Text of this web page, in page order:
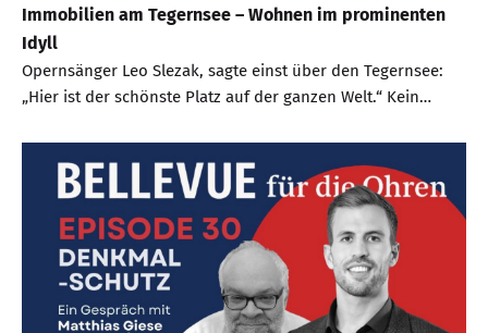
Immobilien am Tegernsee – Wohnen im prominenten
Idyll
Opernsänger Leo Slezak, sagte einst über den Tegernsee:
„Hier ist der schönste Platz auf der ganzen Welt.“ Kein
ihren Lebensabend verbringen, liest, wie das „Who is who“
der deutschen Wirtschaft, Politik und Sport.